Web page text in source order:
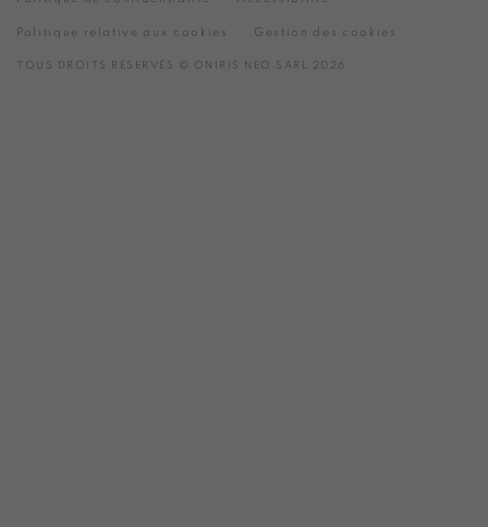
Politique relative aux cookies Gestion des cookies
TOUS DROITS RÉSERVÉS © ONIRIS NEO SARL 2026